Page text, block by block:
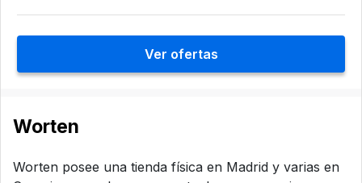
Ver ofertas
Worten
Worten posee una tienda física en Madrid y varias en